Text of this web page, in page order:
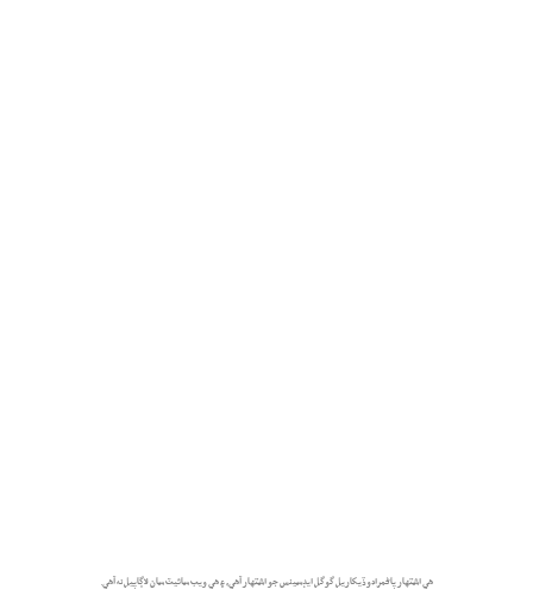
هي اشتهار پاڻمرادو ڏيکاريل گوگل ايڊسينس جو اشتهار آهي، ۽ هي ويب سائيٽ سان لاڳاپيل نه آهي.